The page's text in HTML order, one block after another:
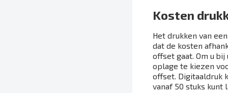
Kosten
Het drukken van
dat de kosten
offset gaat. Om u
oplage te kiezen
offset. Digitaaldruk
vanaf 50 stuks kunt